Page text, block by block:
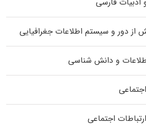
دور و سیستم اطلاعات جغرافیایی
و دانش شناسی
اجتماعی